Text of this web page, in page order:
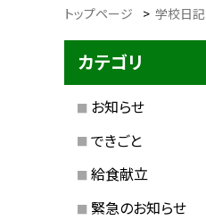
トップページ > 学校日記
カテゴリ
お知らせ
できごと
給食献立
緊急のお知らせ